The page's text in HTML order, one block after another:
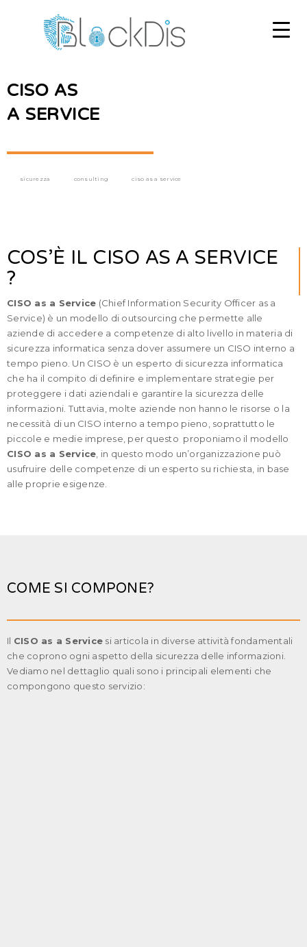
CISO AS
A SERVICE
sicurezza consulting ciso as a service
COS’È IL CISO AS A SERVICE
?
CISO as a Service (Chief Information Security Officer as a
Service) è un modello di outsourcing che permette alle
aziende di accedere a competenze di alto livello in materia di
sicurezza informatica senza dover assumere un CISO interno a
tempo pieno. Un CISO è un esperto di sicurezza informatica
che ha il compito di definire e implementare strategie per
proteggere i dati aziendali e garantire la sicurezza delle
informazioni. Tuttavia, molte aziende non hanno le risorse o la
necessità di un CISO interno a tempo pieno, soprattutto le
piccole e medie imprese, per questo proponiamo il modello
CISO as a Service , in questo modo un’organizzazione può
usufruire delle competenze di un esperto su richiesta, in base
alle proprie esigenze.
COME SI COMPONE?
Il CISO as a Service si articola in diverse attività fondamentali
che coprono ogni aspetto della sicurezza delle informazioni.
Vediamo nel dettaglio quali sono i principali elementi che
compongono questo servizio: